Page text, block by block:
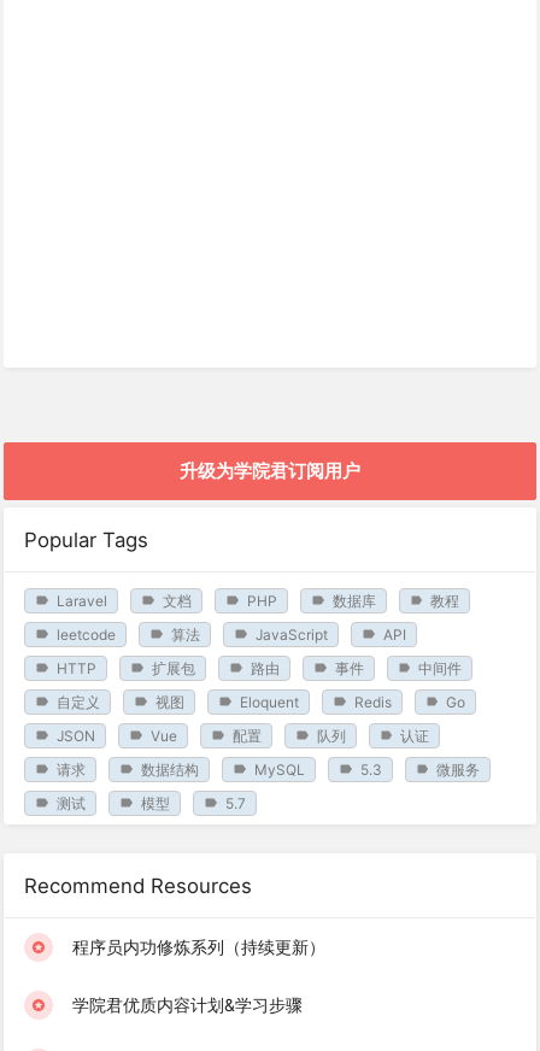
升级为学院君订阅用户
Popular Tags
Laravel 文档 PHP 数据库
教程
leetcode
算法 JavaScript
API
HTTP
扩展包 路由 事件
中间件
自定义
视图 Eloquent Redis
Go
JSON
Vue 配置 队列
认证
请求
数据结构 MySQL 5.3
微服务
测试
模型 5.7
Recommend Resources
程序员内功修炼系列（持续更新）
学院君优质内容计划&学习步骤